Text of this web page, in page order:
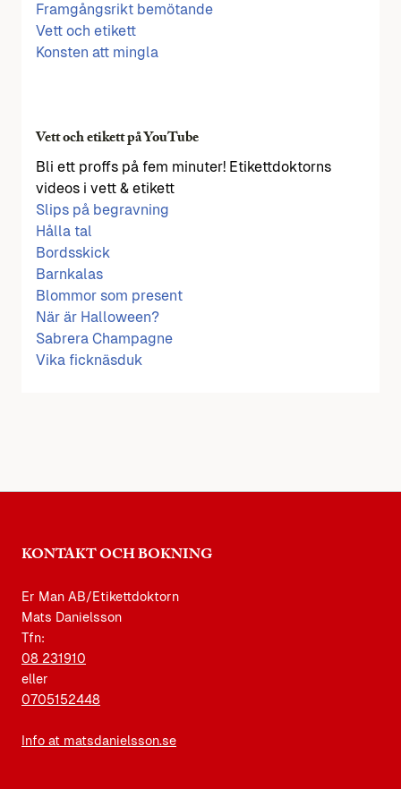
Framgångsrikt bemötande
Vett och etikett
Konsten att mingla
Vett och etikett på YouTube
Bli ett proffs på fem minuter! Etikettdoktorns
videos i vett & etikett
Slips på begravning
Hålla tal
Bordsskick
Barnkalas
Blommor som present
När är Halloween?
Sabrera Champagne
Vika ficknäsduk
KONTAKT OCH BOKNING
Er Man AB/Etikettdoktorn
Mats Danielsson
Tfn:
08 231910
eller
0705152448
Info at matsdanielsson.se